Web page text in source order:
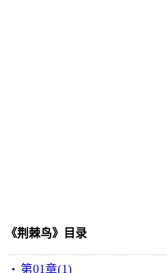
《荆棘鸟》目录
第01章(1)